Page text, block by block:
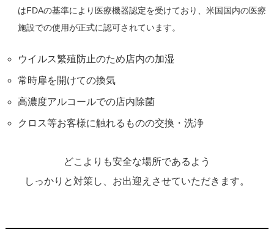
はFDAの基準により医療機器認定を受けており、米国国内の医療
施設での使用が正式に認可されています。
ウイルス繁殖防止のため店内の加湿
常時扉を開けての換気
高濃度アルコールでの店内除菌
クロス等お客様に触れるものの交換・洗浄
どこよりも安全な場所であるよう
しっかりと対策し、お出迎えさせていただきます。